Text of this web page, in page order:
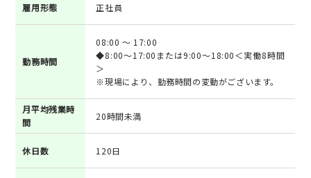
雇用形態 正社員
勤務時間
08:00 ～ 17:00
◆8:00～17:00または9:00～18:00＜実働8時間
＞
※現場により、勤務時間の変動がございます。
月平均残業時
間
20時間未満
休日数 120日